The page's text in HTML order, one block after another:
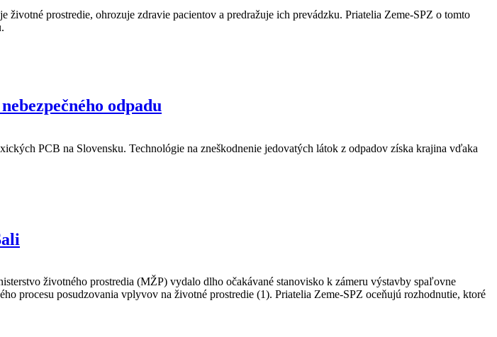
prostredie, ohrozuje zdravie pacientov a predražuje ich prevádzku. Priatelia Zeme-SPZ o tomto
odpadu
PCB na Slovensku. Technológie na zneškodnenie jedovatých látok z odpadov získa krajina vďaka
životného prostredia (MŽP) vydalo dlho očakávané stanovisko k zámeru výstavby spaľovne
procesu posudzovania vplyvov na životné prostredie (1). Priatelia Zeme-SPZ oceňujú rozhodnutie, ktoré